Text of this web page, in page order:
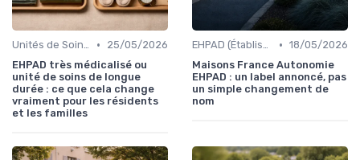
Unités de Soins de Longue Durée •
25/05/2026
EHPAD très médicalisé ou
unité de soins de longue
durée : ce que cela change
vraiment pour les résidents
et les familles
EHPAD (Établissements d'Hébergement pour Personnes Âgées Dépendantes) • 18/05/2026
Maisons France Autonomie
EHPAD : un label annoncé, pas
un simple changement de
nom